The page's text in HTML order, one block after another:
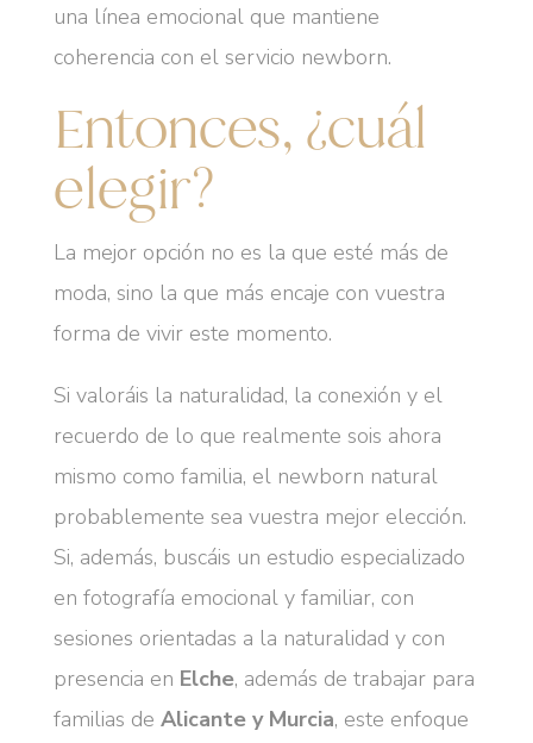
una línea emocional que mantiene
coherencia con el servicio newborn.
Entonces, ¿cuál
elegir?
La mejor opción no es la que esté más de
moda, sino la que más encaje con vuestra
forma de vivir este momento.
Si valoráis la naturalidad, la conexión y el
recuerdo de lo que realmente sois ahora
mismo como familia, el newborn natural
probablemente sea vuestra mejor elección.
Si, además, buscáis un estudio especializado
en fotografía emocional y familiar, con
sesiones orientadas a la naturalidad y con
presencia en Elche, además de trabajar para
familias de Alicante y Murcia, este enfoque